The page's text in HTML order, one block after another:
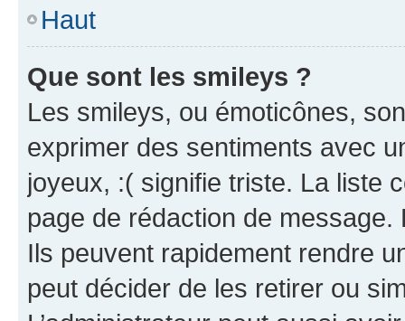
Haut
Que sont les smileys ?
Les smileys, ou émoticônes,
exprimer des sentiments avec
joyeux, :( signifie triste. La liste
page de rédaction de
Ils peuvent rapidement rendre
peut décider de les retirer ou